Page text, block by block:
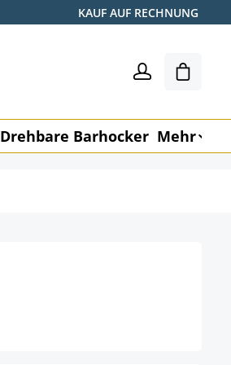
KAUF AUF RECHNUNG
Drehbare Barhocker Mehr